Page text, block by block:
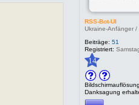
RSS-Bot-UI
Ukraine-Anfänger /
Beiträge: 51
Registriert:
14
Danksagung